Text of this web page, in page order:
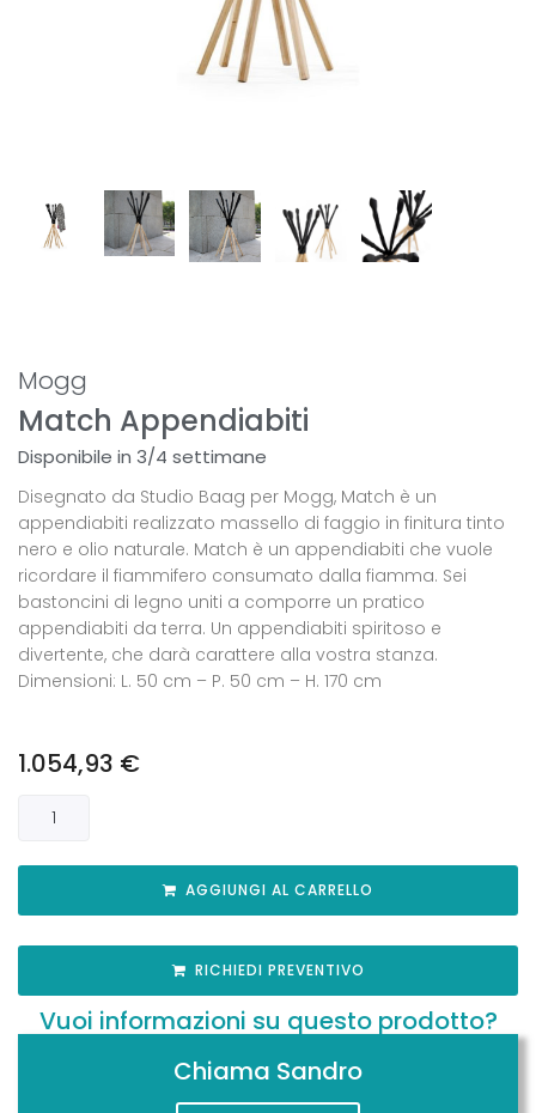
Mogg
Match Appendiabiti
Disponibile in 3/4 settimane
Disegnato da Studio Baag per Mogg, Match è un
appendiabiti realizzato massello di faggio in finitura tinto
nero e olio naturale. Match è un appendiabiti che vuole
ricordare il fiammifero consumato dalla fiamma. Sei
bastoncini di legno uniti a comporre un pratico
appendiabiti da terra. Un appendiabiti spiritoso e
divertente, che darà carattere alla vostra stanza.
Dimensioni: L. 50 cm – P. 50 cm – H. 170 cm
1.054,93 €
AGGIUNGI AL CARRELLO
RICHIEDI PREVENTIVO
Vuoi informazioni su questo prodotto?
Chiama Sandro